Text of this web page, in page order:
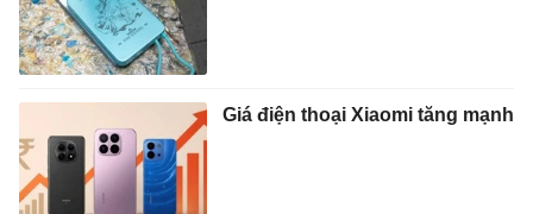
Giá điện thoại Xiaomi tăng mạnh